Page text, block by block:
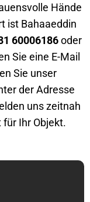
Hände
ist Bahaaeddin
60006186oder
Sie eine E-Mail
Sie unser
der Adresse
uns zeitnah
Ihr Objekt.